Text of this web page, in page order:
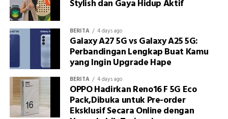
Stylish dan Gaya Hidup Aktif
BERITA 4 days ago
Galaxy A27 5G vs Galaxy A25 5G:
Perbandingan Lengkap Buat Kamu
yang Ingin Upgrade Hape
BERITA 4 days ago
OPPO Hadirkan Reno16 F 5G Eco
Pack,Dibuka untuk Pre-order
Eksklusif Secara Online dengan